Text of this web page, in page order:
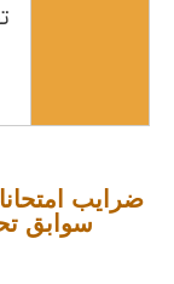
ضرایب
سوابق